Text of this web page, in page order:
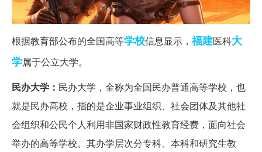
根据教育部公布的全国高等学校信息显示， 福建医科大
学属于公立大学。
民办大学： 民办大学，全称为全国民办普通高等学校，也
就是民办高校，指的是企业事业组织、社会团体及其他社
会组织和公民个人利用非国家财政性教育经费，面向社会
举办的高等学校。其办学层次分专科、本科和研究生教